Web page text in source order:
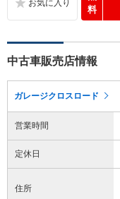
料
中古車販売店情報
ガレージクロスロード
営業時間
定休日
住所